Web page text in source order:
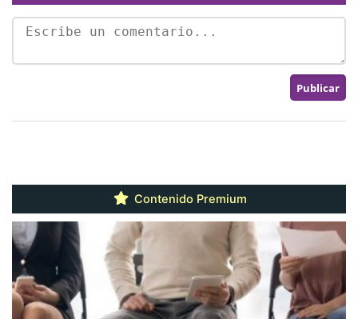
Contenido Premium